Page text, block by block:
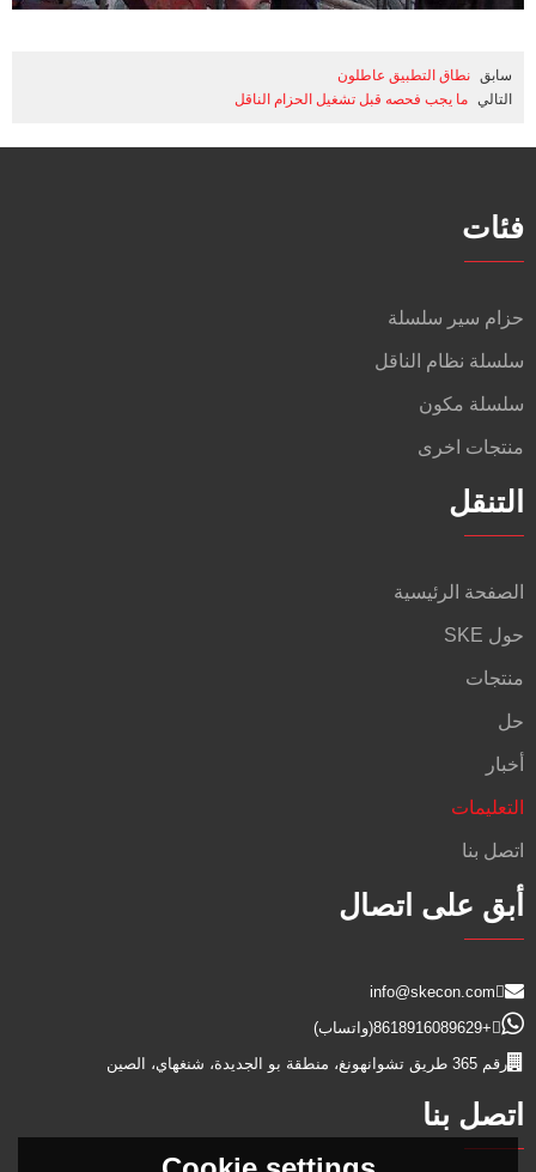
سابق نطاق التطبيق عاطلون
التالي ما يجب فحصه قبل تشغيل الحزام الناقل
فئات
حزام سير سلسلة
سلسلة نظام الناقل
سلسلة مكون
منتجات اخرى
التنقل
الصفحة الرئيسية
حول SKE
منتجات
حل
أخبار
التعليمات
اتصل بنا
أبق على اتصال
info@skecon.com
+8618916089629
(واتساب)
رقم 365 طريق تشوانهونغ، منطقة بو الجديدة، شنغهاي، الصين
اتصل بنا